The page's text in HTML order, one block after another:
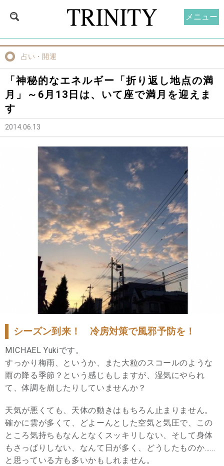
占い・開運
「神秘的なエネルギー「折り返し地点の満
月」～6月13日は、いて座で満月を迎えま
す
2014.06.13
シーズン到来！ 冷房対策で風邪予防を！
MICHAEL Yukiです。
すっかり梅雨、というか、また大粒のスコールのような
雨の降る季節？という感じもしますが、湿気にやられ
て、体調を崩したりしていませんか？
天気が悪くても、天体の動きはもちろん止まりません。
確かに雲が多くて、どよーんとした空気と気圧で、この
ところ気持ちもなんとなくスッキリしない、そして身体
もさっぱりしない、なんて日が多く、どうしたものか……
と思っている方も多いかもしれません。
メニュー